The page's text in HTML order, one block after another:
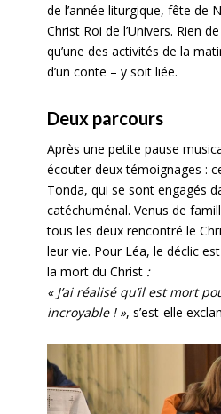
de l’année liturgique, fête de
Christ Roi de l’Univers. Rien
qu’une des activités de la
d’un conte – y soit liée.
Deux parcours
Après une petite pause
écouter deux témoignages :
Tonda, qui se sont engagés
catéchuménal. Venus de
tous les deux rencontré le
leur vie. Pour Léa, le déclic
la mort du Christ :
« J’ai réalisé qu’il est mort
incroyable ! », s’est-elle